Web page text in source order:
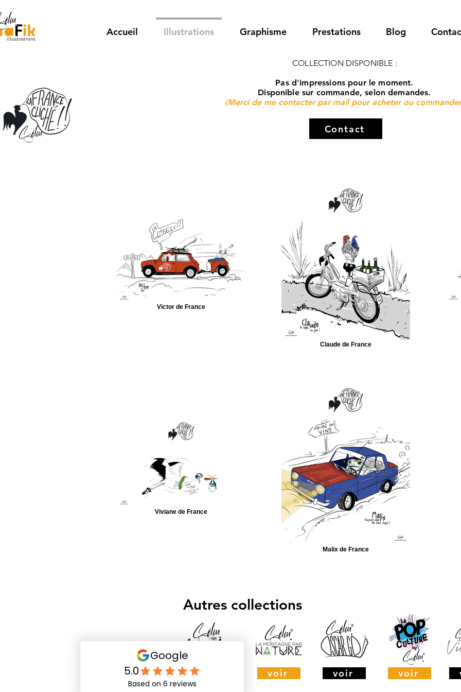
Accueil Illustrations Graphisme Prestations Blog
COLLECTION DISPONIBLE :
Pas d'impressions pour le moment.
Disponible sur commande, selon demandes.
(Merci de me contacter par mail pour acheter ou
Contact
Victor de France
Claude de France
Viviane de France
Malix de France
Autres collections
voir voir voir